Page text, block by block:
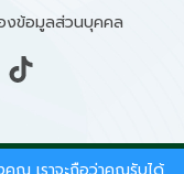
งข้อมูลส่วนบุคคล
TikTok